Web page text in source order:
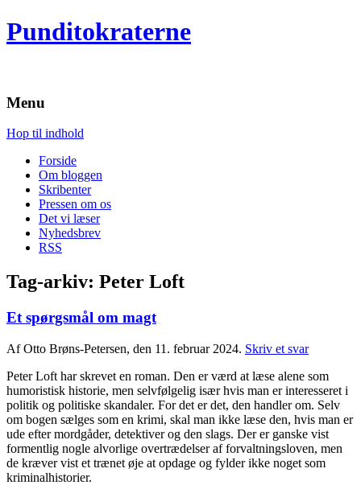
Punditokraterne
Menu
Hop til indhold
Forside
Om bloggen
Skribenter
Pressen om os
Det vi læser
Nyhedsbrev
RSS
Tag-arkiv: Peter Loft
Et spørgsmål om magt
Af Otto Brøns-Petersen, den 11. februar 2024. Skriv et svar
Peter Loft har skrevet en roman. Den er værd at læse alene som
humoristisk historie, men selvfølgelig især hvis man er interesseret i
politik og politiske skandaler. For det er det, den handler om. Selv
om bogen sælges som en krimi, skal man ikke læse den, hvis man er
ude efter mordgåder, detektiver og den slags. Der er ganske vist
formentlig nogle alvorlige overtrædelser af forvaltningsloven, men
de kræver vist et trænet øje at opdage og fylder ikke noget som
kriminalhistorier.